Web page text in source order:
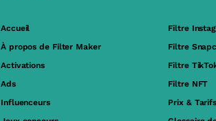
Accueil
À propos de Filter Maker
Activations
Ads
Influenceurs
Filtre
Filtre
Filtre
Filtre NFT
Prix & Tarifs